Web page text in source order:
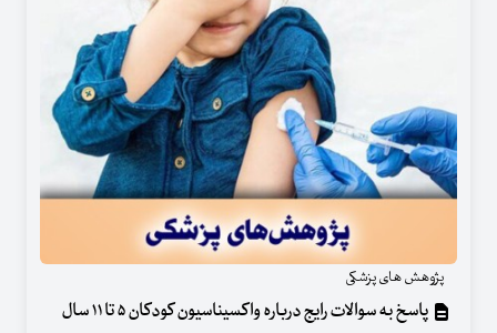
پژوهش های پزشکی
پاسخ به سوالات رایج درباره واکسیناسیون کودکان ۵ تا ۱۱ سال